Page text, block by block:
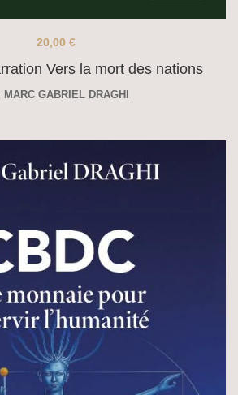
Vers la mort des nations
20,00 €
MARC GABRIEL DRAGHI